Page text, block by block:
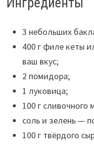
3 небольших
400 г филе кеты
ваш вкус;
2 помидора;
1 луковица;
100 г сливочного
соль и зелень —
100 г твёрдого